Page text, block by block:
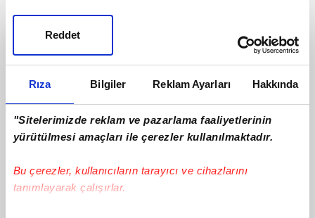
Rıza Bilgiler Reklam Ayarları Hakkında
"Sitelerimizde reklam ve pazarlama faaliyetlerinin
yürütülmesi amaçları ile çerezler kullanılmaktadır.
Bu çerezler, kullanıcıların tarayıcı ve cihazlarını
tanımlayarak çalışırlar.
Reddet